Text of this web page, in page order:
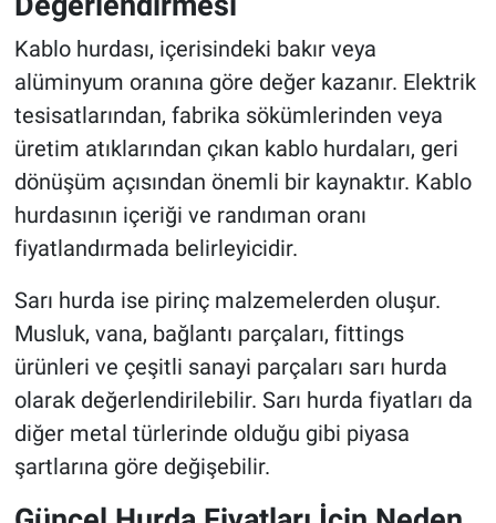
Kablo hurdası, içerisindeki bakır veya
alüminyum oranına göre değer kazanır. Elektrik
tesisatlarından, fabrika sökümlerinden veya
üretim atıklarından çıkan kablo hurdaları, geri
dönüşüm açısından önemli bir kaynaktır. Kablo
hurdasının içeriği ve randıman oranı
fiyatlandırmada belirleyicidir.
Sarı hurda ise pirinç malzemelerden oluşur.
Musluk, vana, bağlantı parçaları, fittings
ürünleri ve çeşitli sanayi parçaları sarı hurda
olarak değerlendirilebilir. Sarı hurda fiyatları da
diğer metal türlerinde olduğu gibi piyasa
şartlarına göre değişebilir.